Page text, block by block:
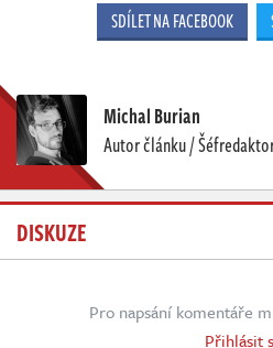
SDÍLET NA FACEBOOK
Michal Burian
Autor článku /
DISKUZE
Pro napsání komentáře
Přihlásit